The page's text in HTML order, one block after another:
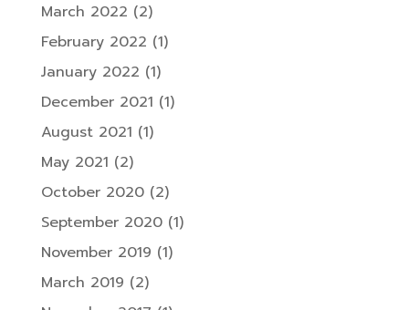
March 2022 (2)
February 2022 (1)
January 2022 (1)
December 2021 (1)
August 2021 (1)
May 2021 (2)
October 2020(2)
September 2020(1)
November 2019 (1)
March 2019 (2)